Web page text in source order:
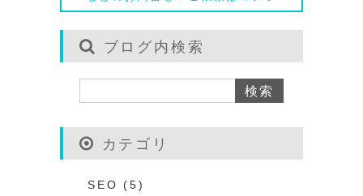
ブログ内検索
カテゴリ
SEO (5)